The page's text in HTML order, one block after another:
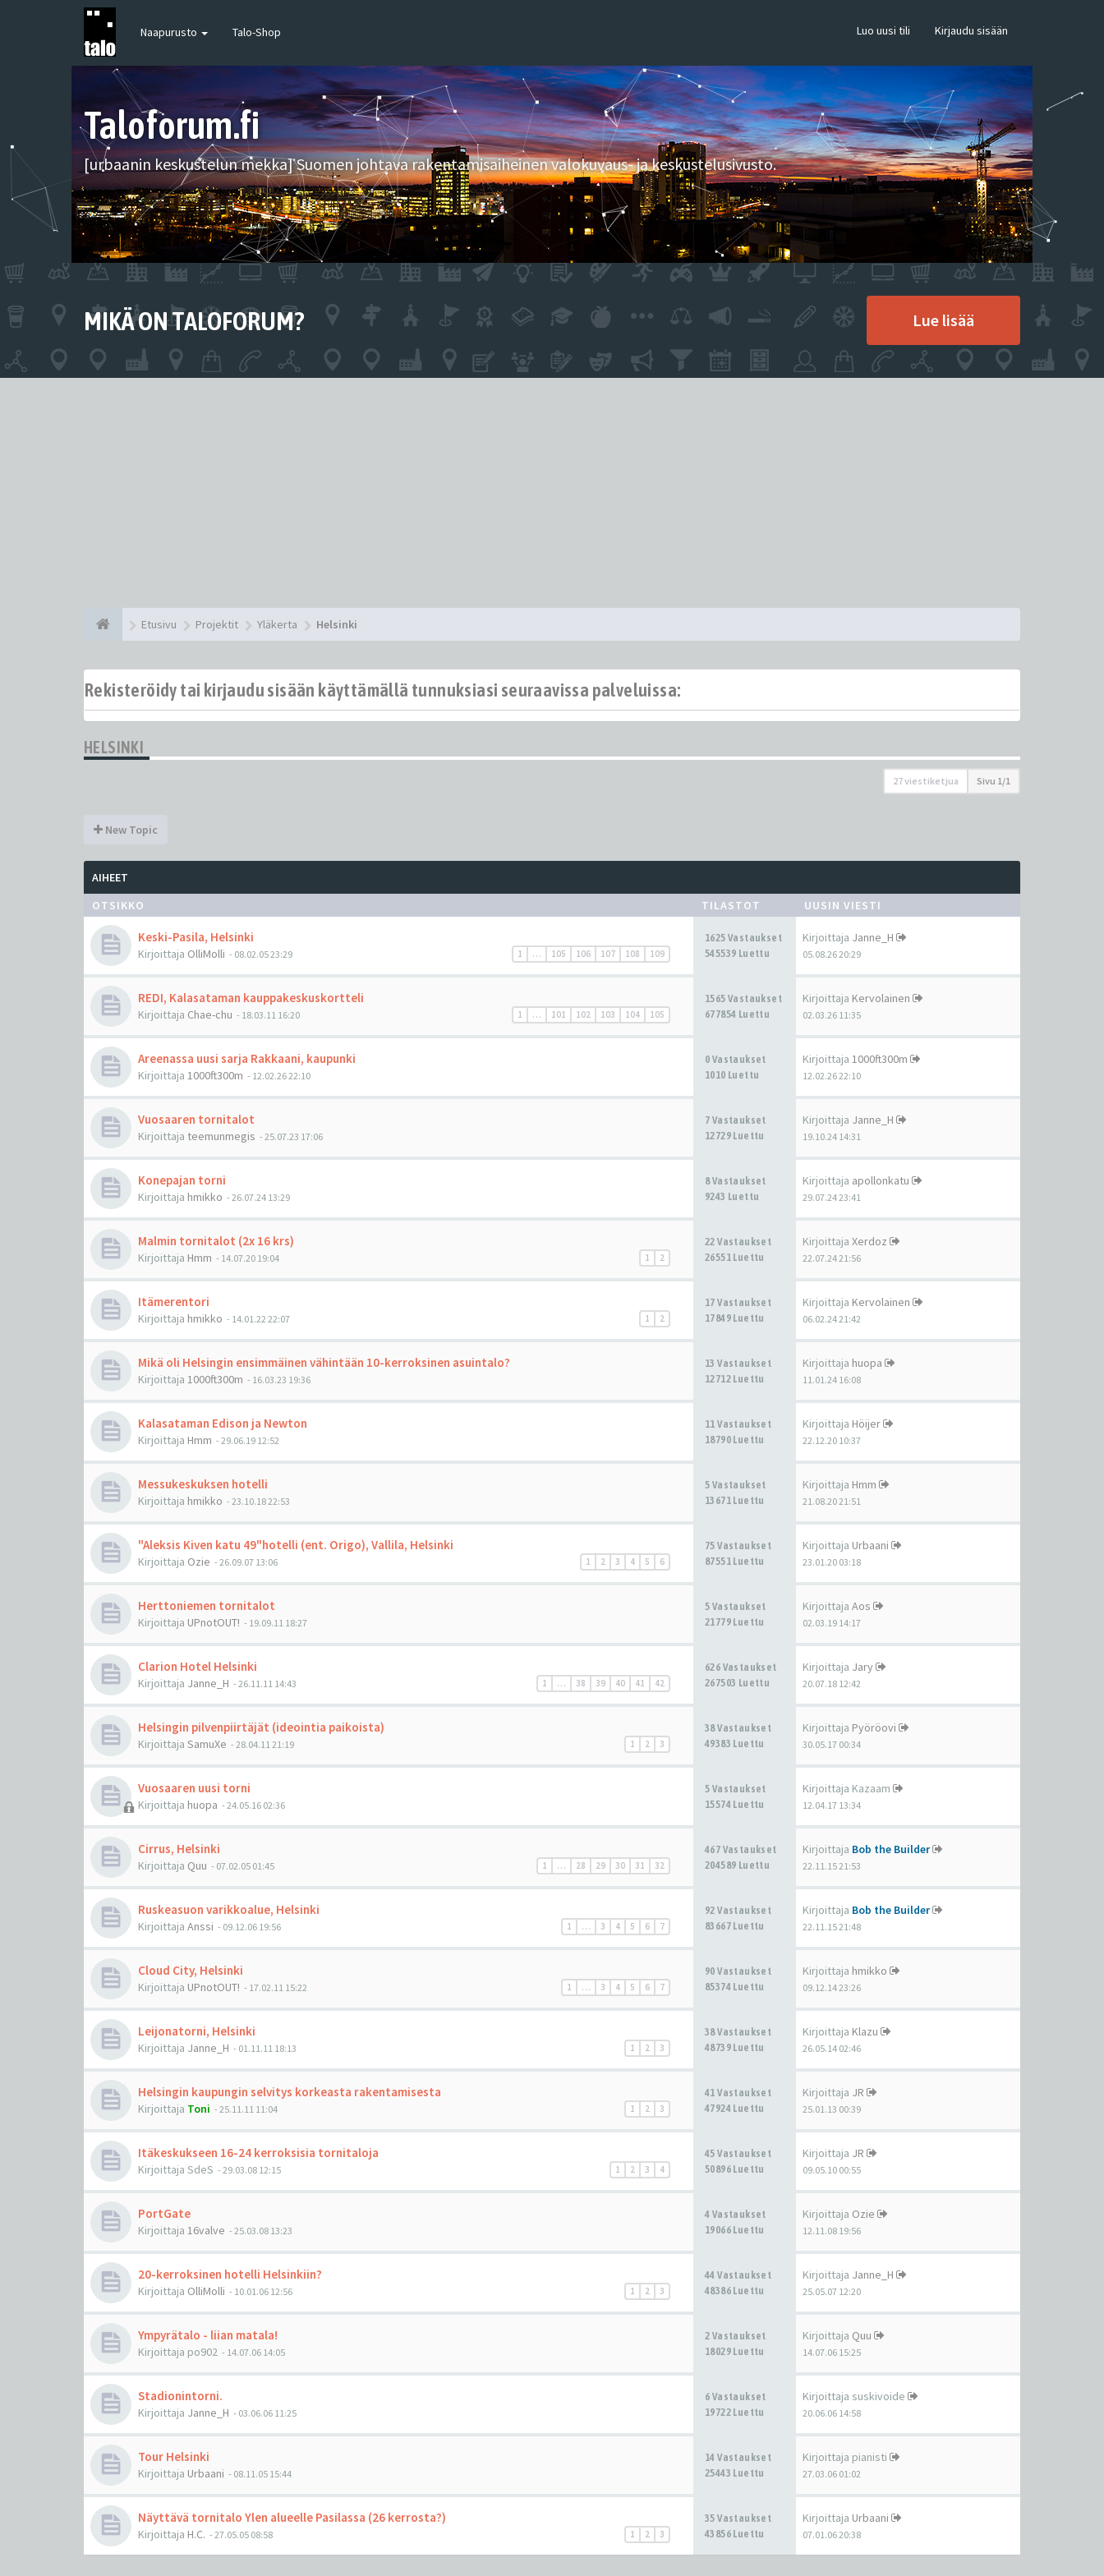
Naapurusto Talo-Shop Luo uusi tili Kirjaudu sisään
Taloforum.fi
[urbaanin keskustelun mekka] Suomen johtava rakentamisaiheinen valokuvaus- ja keskustelusivusto.
MIKÄ ON TALOFORUM? Lue lisää
Etusivu Projektit Yläkerta Helsinki
Rekisteröidy tai kirjaudu sisään käyttämällä tunnuksiasi seuraavissa palveluissa:
HELSINKI
27 viestiketjua Sivu 1 /1
New Topic
AIHEET
OTSIKKO
TILASTOT UUSIN VIESTI
Keski-Pasila, Helsinki
1 … 105 106 107 108 109
Kirjoittaja OlliMolli - 08.02.05 23:29
1625 Vastaukset
545539 Luettu
Kirjoittaja Janne_H
05.08.26 20:29
REDI, Kalasataman kauppakeskuskortteli
1 … 101 102 103 104 105
Kirjoittaja Chae-chu - 18.03.11 16:20
1565 Vastaukset
677854 Luettu
Kirjoittaja Kervolainen
02.03.26 11:35
Areenassa uusi sarja Rakkaani, kaupunki
Kirjoittaja 1000ft300m - 12.02.26 22:10
0 Vastaukset
1010 Luettu
Kirjoittaja 1000ft300m
12.02.26 22:10
Vuosaaren tornitalot
Kirjoittaja teemunmegis - 25.07.23 17:06
7 Vastaukset
12729 Luettu
Kirjoittaja Janne_H
19.10.24 14:31
Konepajan torni
Kirjoittaja hmikko - 26.07.24 13:29
8 Vastaukset
9243 Luettu
Kirjoittaja apollonkatu
29.07.24 23:41
Malmin tornitalot (2x 16 krs)
1 2
Kirjoittaja Hmm - 14.07.20 19:04
22 Vastaukset
26551 Luettu
Kirjoittaja Xerdoz
22.07.24 21:56
Itämerentori
1 2
Kirjoittaja hmikko - 14.01.22 22:07
17 Vastaukset
17849 Luettu
Kirjoittaja Kervolainen
06.02.24 21:42
Mikä oli Helsingin ensimmäinen vähintään 10-kerroksinen asuintalo?
Kirjoittaja 1000ft300m - 16.03.23 19:36
13 Vastaukset
12712 Luettu
Kirjoittaja huopa
11.01.24 16:08
Kalasataman Edison ja Newton
Kirjoittaja Hmm - 29.06.19 12:52
11 Vastaukset
18790 Luettu
Kirjoittaja Höijer
22.12.20 10:37
Messukeskuksen hotelli
Kirjoittaja hmikko - 23.10.18 22:53
5 Vastaukset
13671 Luettu
Kirjoittaja Hmm
21.08.20 21:51
"Aleksis Kiven katu 49"hotelli (ent. Origo), Vallila, Helsinki
1 2 3 4 5 6
Kirjoittaja Ozie - 26.09.07 13:06
75 Vastaukset
87551 Luettu
Kirjoittaja Urbaani
23.01.20 03:18
Herttoniemen tornitalot
Kirjoittaja UPnotOUT! - 19.09.11 18:27
5 Vastaukset
21779 Luettu
Kirjoittaja Aos
02.03.19 14:17
Clarion Hotel Helsinki
1 … 38 39 40 41 42
Kirjoittaja Janne_H - 26.11.11 14:43
626 Vastaukset
267503 Luettu
Kirjoittaja Jary
20.07.18 12:42
Helsingin pilvenpiirtäjät (ideointia paikoista)
1 2 3
Kirjoittaja SamuXe - 28.04.11 21:19
38 Vastaukset
49383 Luettu
Kirjoittaja Pyöröovi
30.05.17 00:34
Vuosaaren uusi torni
Kirjoittaja huopa - 24.05.16 02:36
5 Vastaukset
15574 Luettu
Kirjoittaja Kazaam
12.04.17 13:34
Cirrus, Helsinki
1 … 28 29 30 31 32
Kirjoittaja Quu - 07.02.05 01:45
467 Vastaukset
204589 Luettu
Kirjoittaja Bob the Builder
22.11.15 21:53
Ruskeasuon varikkoalue, Helsinki
1 … 3 4 5 6 7
Kirjoittaja Anssi - 09.12.06 19:56
92 Vastaukset
83667 Luettu
Kirjoittaja Bob the Builder
22.11.15 21:48
Cloud City, Helsinki
1 … 3 4 5 6 7
Kirjoittaja UPnotOUT! - 17.02.11 15:22
90 Vastaukset
85374 Luettu
Kirjoittaja hmikko
09.12.14 23:26
Leijonatorni, Helsinki
1 2 3
Kirjoittaja Janne_H - 01.11.11 18:13
38 Vastaukset
48739 Luettu
Kirjoittaja Klazu
26.05.14 02:46
Helsingin kaupungin selvitys korkeasta rakentamisesta
1 2 3
Kirjoittaja Toni - 25.11.11 11:04
41 Vastaukset
47924 Luettu
Kirjoittaja JR
25.01.13 00:39
Itäkeskukseen 16-24 kerroksisia tornitaloja
1 2 3 4
Kirjoittaja SdeS - 29.03.08 12:15
45 Vastaukset
50896 Luettu
Kirjoittaja JR
09.05.10 00:55
PortGate
Kirjoittaja 16valve - 25.03.08 13:23
4 Vastaukset
19066 Luettu
Kirjoittaja Ozie
12.11.08 19:56
20-kerroksinen hotelli Helsinkiin?
1 2 3
Kirjoittaja OlliMolli - 10.01.06 12:56
44 Vastaukset
48386 Luettu
Kirjoittaja Janne_H
25.05.07 12:20
Ympyrätalo - liian matala!
Kirjoittaja po902 - 14.07.06 14:05
2 Vastaukset
18029 Luettu
Kirjoittaja Quu
14.07.06 15:25
Stadionintorni.
Kirjoittaja Janne_H - 03.06.06 11:25
6 Vastaukset
19722 Luettu
Kirjoittaja suskivoide
20.06.06 14:58
Tour Helsinki
Kirjoittaja Urbaani - 08.11.05 15:44
14 Vastaukset
25443 Luettu
Kirjoittaja pianisti
27.03.06 01:02
Näyttävä tornitalo Ylen alueelle Pasilassa (26 kerrosta?)
1 2 3
Kirjoittaja H.C. - 27.05.05 08:58
35 Vastaukset
43856 Luettu
Kirjoittaja Urbaani
07.01.06 20:38